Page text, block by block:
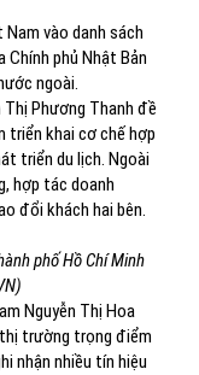
vào danh sách
phủ Nhật Bản
ngoài.
Phương Thanh đề
triển khai cơ chế hợp
triển du lịch. Ngoài
hợp tác doanh
đổi khách hai bên.
phố Hồ Chí Minh
Nguyễn Thị Hoa
trường trọng điểm
nhận nhiều tín hiệu